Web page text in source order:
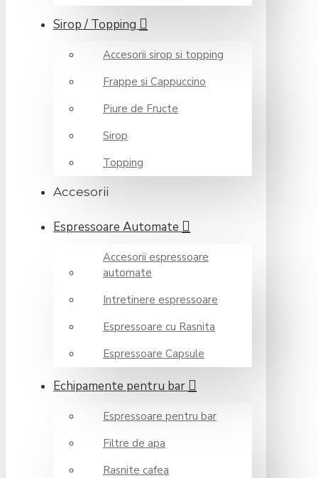
Sirop / Topping
Accesorii sirop si topping
Frappe si Cappuccino
Piure de Fructe
Sirop
Topping
Accesorii
Espressoare Automate
Accesorii espressoare
automate
Intretinere espressoare
Espressoare cu Rasnita
Espressoare Capsule
Echipamente pentru bar
Espressoare pentru bar
Filtre de apa
Rasnite cafea